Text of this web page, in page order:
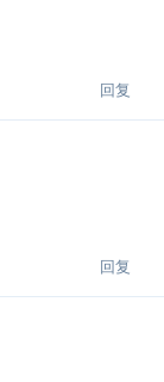
回复
回复